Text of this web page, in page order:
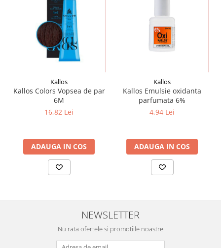
Kallos
Kallos Colors Vopsea de par
6M
16,82 Lei
ADAUGA IN COS
Kallos
Kallos Emulsie oxidanta
parfumata 6%
4,94 Lei
ADAUGA IN COS
NEWSLETTER
Nu rata ofertele si promotiile noastre